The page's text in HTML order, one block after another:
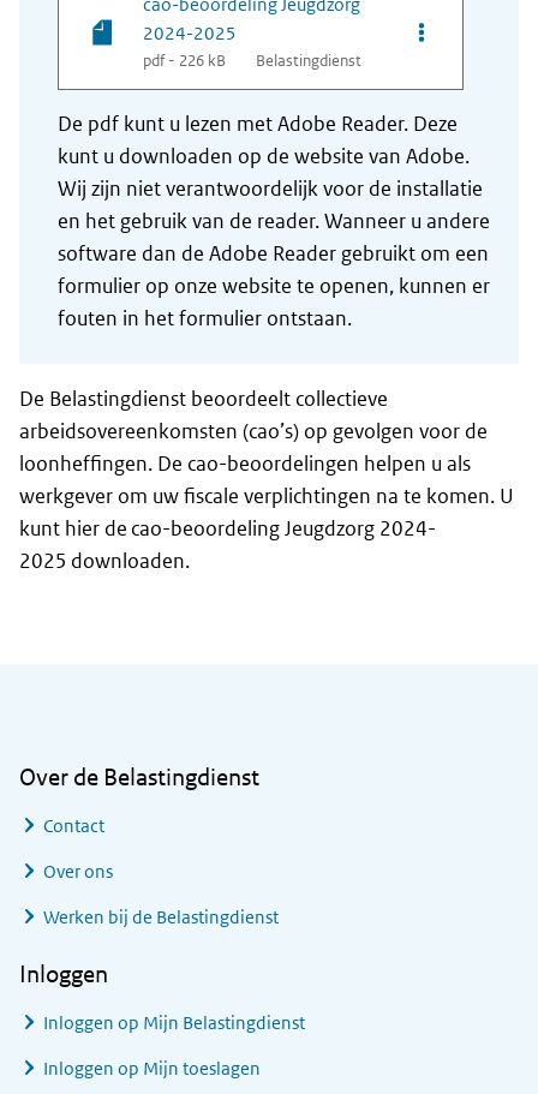
2024-2025
pdf - 226 kB Belastingdienst
Opties van
De pdf kunt u lezen met Adobe Reader. Deze
kunt u downloaden op de website van Adobe.
Wij zijn niet verantwoordelijk voor de installatie
en het gebruik van de reader. Wanneer u andere
software dan de Adobe Reader gebruikt om een
formulier op onze website te openen, kunnen er
fouten in het formulier ontstaan.
De Belastingdienst beoordeelt collectieve
arbeidsovereenkomsten (cao’s) op gevolgen voor de
loonheffingen. De cao-beoordelingen helpen u als
werkgever om uw fiscale verplichtingen na te komen. U
kunt hier de cao-beoordeling Jeugdzorg 2024-
2025 downloaden.
Over de Belastingdienst
Contact
Over ons
Werken bij de Belastingdienst
Inloggen
Inloggen op Mijn Belastingdienst
Inloggen op Mijn toeslagen